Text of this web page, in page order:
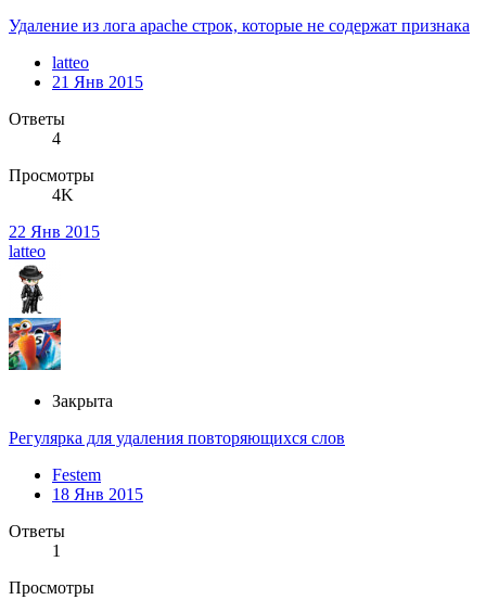
Удаление из лога apache строк, которые не содержат признака
latteo
21 Янв 2015
Ответы
4
Просмотры
4K
22 Янв 2015
latteo
Закрыта
Регулярка для удаления повторяющихся слов
Festem
18 Янв 2015
Ответы
1
Просмотры